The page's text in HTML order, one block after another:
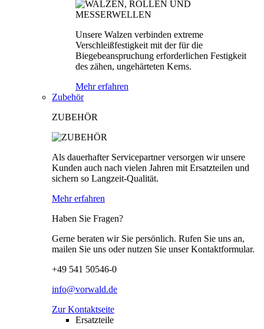
Unsere Walzen verbinden extreme
Verschleißfestigkeit mit der für die
Biegebeanspruchung erforderlichen Festigkeit
des zähen, ungehärteten Kerns.
Mehr erfahren
Zubehör
ZUBEHÖR
Als dauerhafter Servicepartner versorgen wir unsere
Kunden auch nach vielen Jahren mit Ersatzteilen und
sichern so Langzeit-Qualität.
Mehr erfahren
Haben Sie Fragen?
Gerne beraten wir Sie persönlich. Rufen Sie uns an,
mailen Sie uns oder nutzen Sie unser Kontaktformular.
+49 541 50546-0
info@vorwald.de
Zur Kontaktseite
Ersatzteile